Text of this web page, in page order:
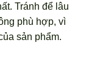
Tránh để lâu
phù hợp, vì
sản phẩm.